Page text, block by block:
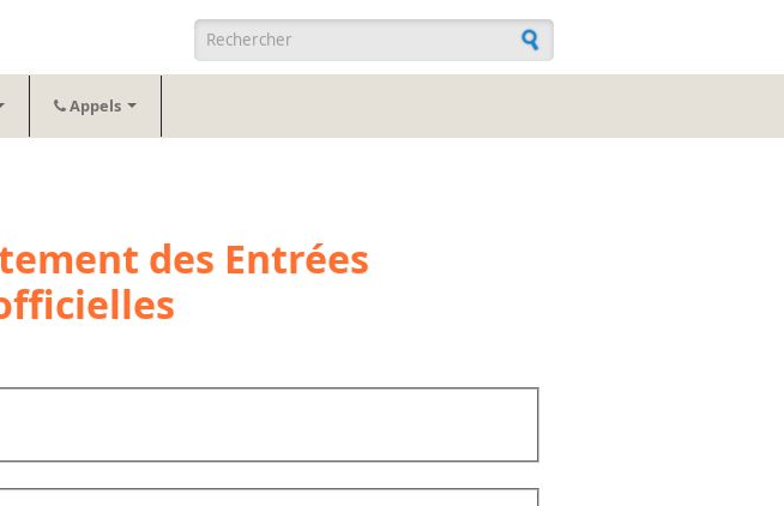
Formulaire de recherche
Appels
des Entrées